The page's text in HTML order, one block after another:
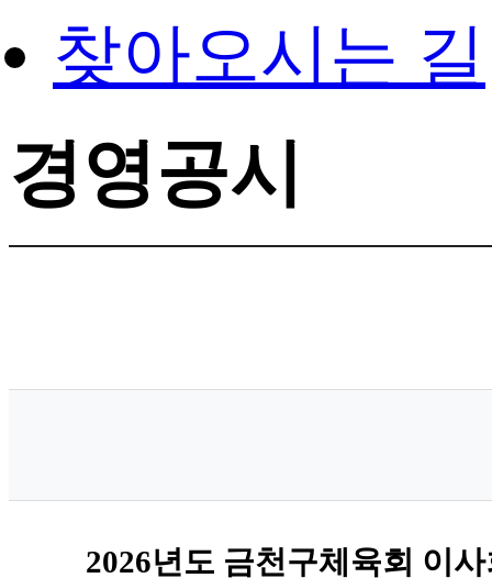
찾아오시는 길
경영공시
2026년도 금천구체육회 이